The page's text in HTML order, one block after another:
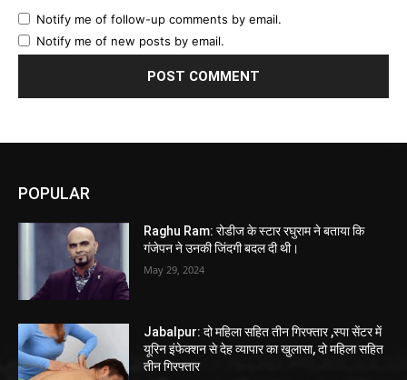
Notify me of follow-up comments by email.
Notify me of new posts by email.
POPULAR
Raghu Ram: रोडीज के स्टार रघुराम ने बताया कि
गंजेपन ने उनकी जिंदगी बदल दी थी।
May 29, 2024
Jabalpur: दो महिला सहित तीन गिरफ्तार ,स्पा सेंटर में
यूरिन इंफेक्शन से देह व्यापार का खुलासा, दो महिला सहित
तीन गिरफ्तार